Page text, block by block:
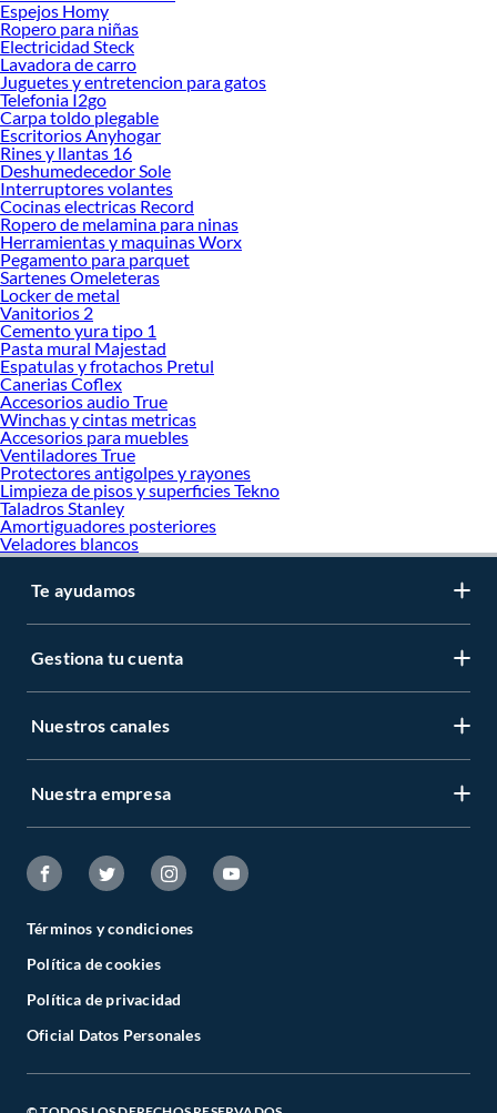
Espejos Homy
Ropero para niñas
Electricidad Steck
Lavadora de carro
Juguetes y entretencion para gatos
Telefonia I2go
Carpa toldo plegable
Escritorios Anyhogar
Rines y llantas 16
Deshumedecedor Sole
Interruptores volantes
Cocinas electricas Record
Ropero de melamina para ninas
Herramientas y maquinas Worx
Pegamento para parquet
Sartenes Omeleteras
Locker de metal
Vanitorios 2
Cemento yura tipo 1
Pasta mural Majestad
Espatulas y frotachos Pretul
Canerias Coflex
Accesorios audio True
Winchas y cintas metricas
Accesorios para muebles
Ventiladores True
Protectores antigolpes y rayones
Limpieza de pisos y superficies Tekno
Taladros Stanley
Amortiguadores posteriores
Veladores blancos
Te ayudamos
Gestiona tu cuenta
Nuestros canales
Nuestra empresa
Términos y condiciones
Política de cookies
Política de privacidad
Oficial Datos Personales